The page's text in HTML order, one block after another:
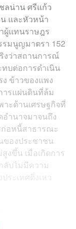
ลน่าน ศรีแก้ว
และหัวหน้า
ผู้แทนราษฎร
รมนูญมาตรา 152
งว่าสถานการณ์
บต่อการดำเนิน
ข้าวของแพง
ารแผ่นดินที่ล้ม
ะด้านเศรษฐกิจที่
อำนาจมาจนถึง
ก่อหนี้สาธารณะ
ของประชาชน
งขึ้น เมื่อเกิดการ
ลับไม่มีความ
ะเทศดิ่งเหว
และเกิดเชื้อ